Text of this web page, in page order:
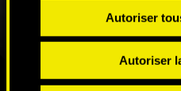
Autoriser
Autoriser